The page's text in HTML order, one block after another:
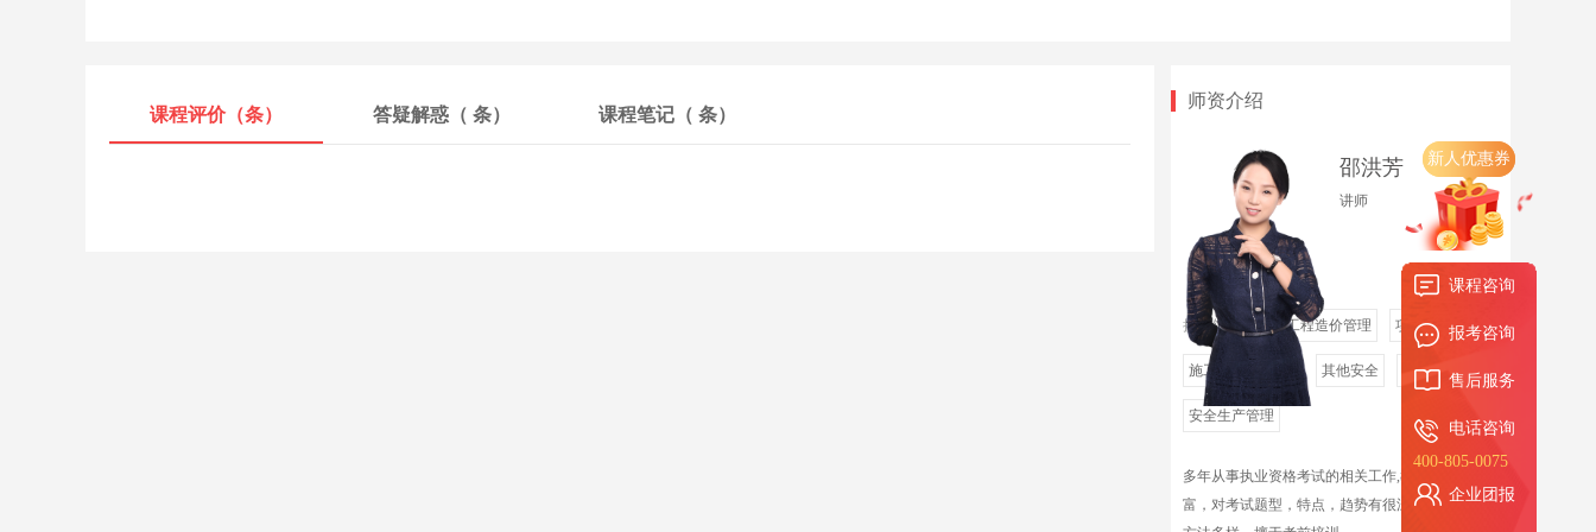
新人优惠券
课程咨询
报考咨询
售后服务
电话咨询
400-805-0075
企业团报
课程评价（条） 答疑解惑（ 条） 课程笔记（ 条）
师资介绍
邵洪芳
讲师
授课领域 建设工程造价管理 项目管理
施工管理 其他安全 其他安全
安全生产管理
多年从事执业资格考试的相关工作,教学经验丰
富，对考试题型，特点，趋势有很深的了解。教学